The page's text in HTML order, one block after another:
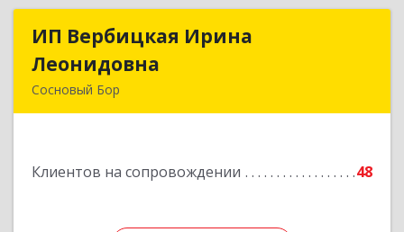
ИП Вербицкая Ирина
Леонидовна
Сосновый Бор
Клиентов на сопровождении 48
ИП Вербицкая Ирина
Подробнее